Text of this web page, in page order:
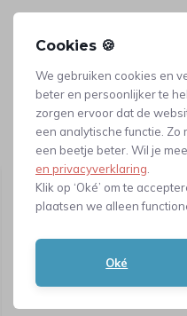
Dit artikel kunnen
Dit artikel ligt niet op
wij
Neem
Cookies 🍪
We gebruiken cookies en
beter en persoonlijker te
zorgen ervoor dat de
een analytische functie.
een beetje beter. Wil je
en privacyverklaring
Klik op ‘Oké’ om te
plaatsen we alleen
Oké
Gerelateerde